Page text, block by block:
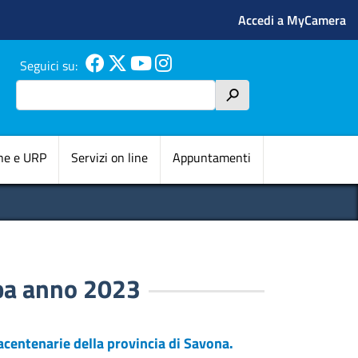
Menu
Accedi a MyCamera
Seguici su:
Cerca
h
e URP Servizi on line Appuntamenti
anno 2023
della provincia di Savona.